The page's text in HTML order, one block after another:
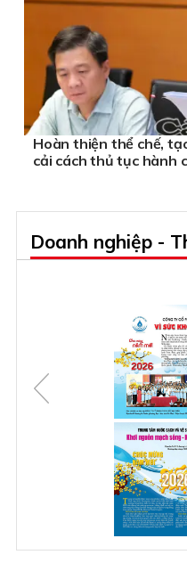
Hoàn thiện thể chế,
cải cách thủ tục hành
Doanh nghiệp -